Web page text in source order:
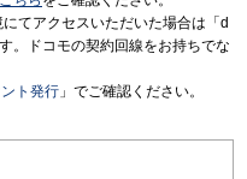
てアクセスいただいた場合は「d
。ドコモの契約回線をお持ちでな
ト発行 」でご確認ください。